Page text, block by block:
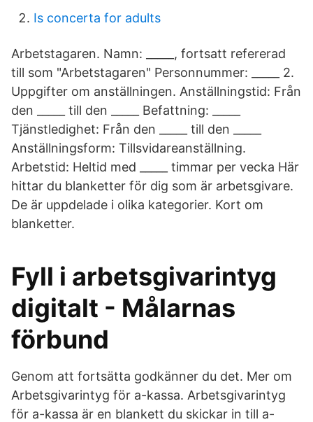
Is concerta for adults
Arbetstagaren. Namn: _____, fortsatt refererad
till som "Arbetstagaren" Personnummer: _____ 2.
Uppgifter om anställningen. Anställningstid: Från
den _____ till den _____ Befattning: _____
Tjänstledighet: Från den _____ till den _____
Anställningsform: Tillsvidareanställning.
Arbetstid: Heltid med _____ timmar per vecka Här
hittar du blanketter för dig som är arbetsgivare.
De är uppdelade i olika kategorier. Kort om
blanketter.
Fyll i arbetsgivarintyg
digitalt - Målarnas
förbund
Genom att fortsätta godkänner du det. Mer om
Arbetsgivarintyg för a-kassa. Arbetsgivarintyg
för a-kassa är en blankett du skickar in till a-